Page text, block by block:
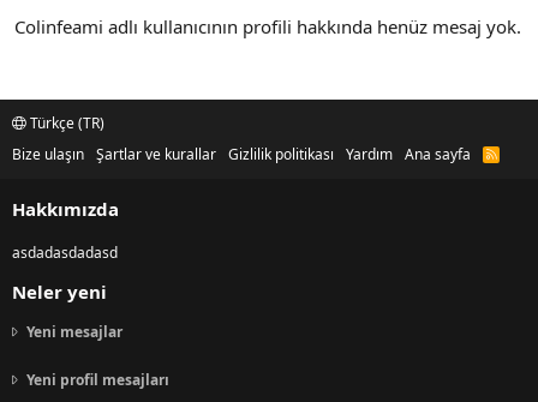
Colinfeami adlı kullanıcının profili hakkında henüz mesaj yok.
Türkçe (TR)
Bize ulaşın Şartlar ve kurallar Gizlilik politikası Yardım Ana sayfa
R
Hakkımızda
asdadasdadasd
Neler yeni
Yeni mesajlar
Yeni profil mesajları